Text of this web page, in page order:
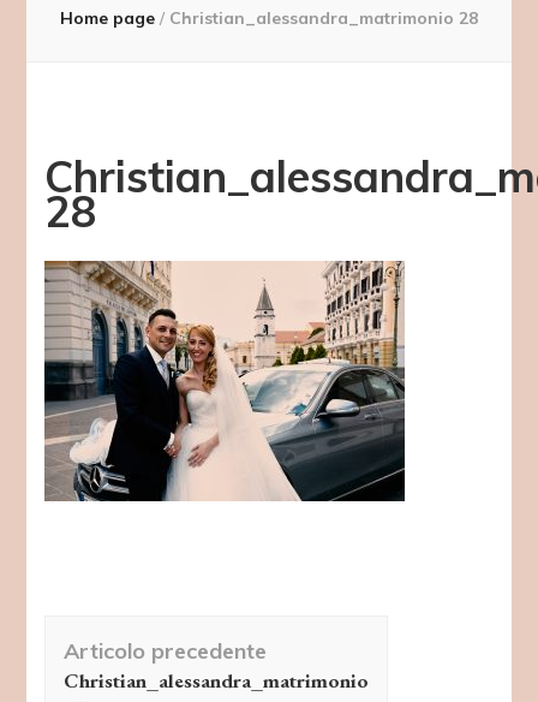
Home page / Christian_alessandra_matrimonio 28
28
articolo
Articolo precedente
Christian_alessandra_matrimonio